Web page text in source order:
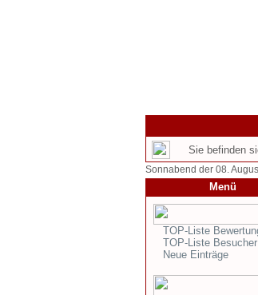
Sie befinden
Sonnabend der 08.
Menü
TOP-Liste
TOP-Liste Besucher
Neue Einträge